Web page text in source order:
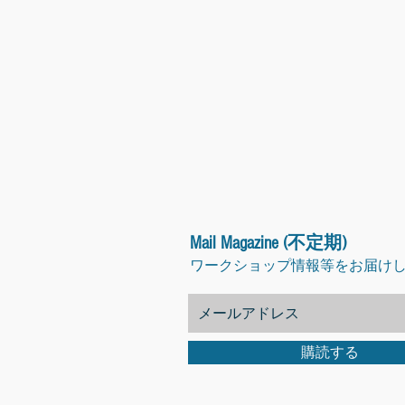
Mail Magazine (不定期)
ワークショップ情報等をお届け
購読する